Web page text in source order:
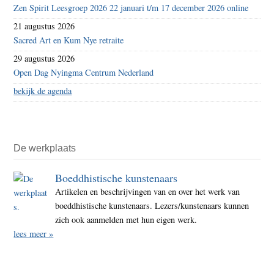
Zen Spirit Leesgroep 2026 22 januari t/m 17 december 2026 online
21 augustus 2026
Sacred Art en Kum Nye retraite
29 augustus 2026
Open Dag Nyingma Centrum Nederland
bekijk de agenda
De werkplaats
Boeddhistische kunstenaars
Artikelen en beschrijvingen van en over het werk van
boeddhistische kunstenaars. Lezers/kunstenaars kunnen
zich ook aanmelden met hun eigen werk.
lees meer »